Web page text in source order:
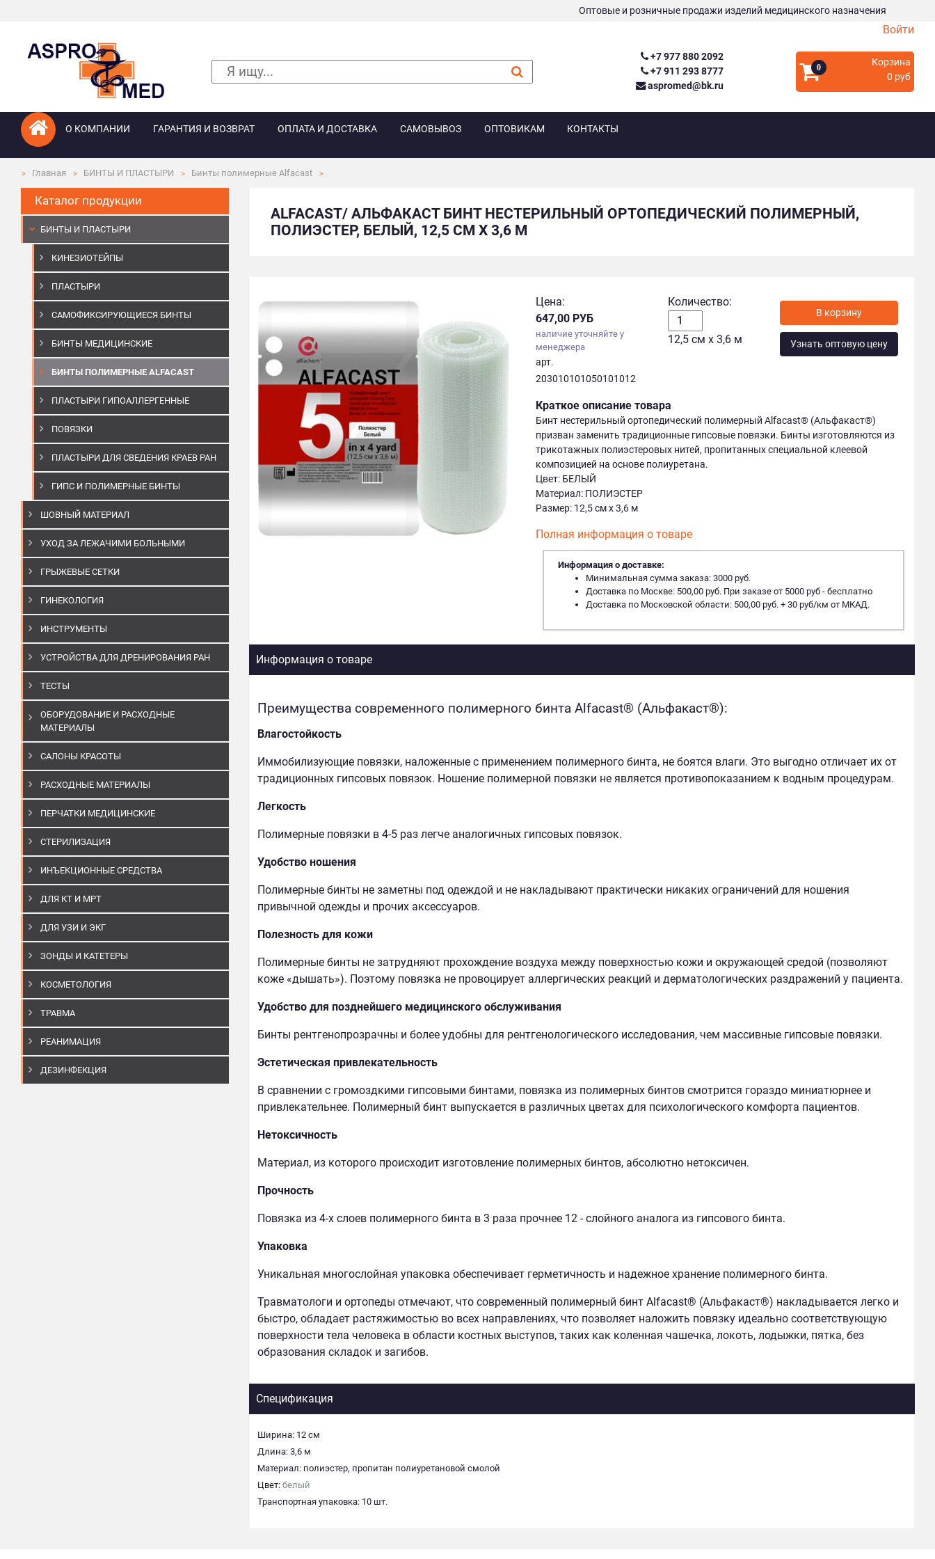
Оптовые и розничные продажи изделий медицинского назначения
Войти
+7 977 880 2092
+7 911 293 8777
aspromed@bk.ru
0
Корзина
0 руб
О КОМПАНИИ ГАРАНТИЯ И ВОЗВРАТ ОПЛАТА И ДОСТАВКА САМОВЫВОЗ ОПТОВИКАМ КОНТАКТЫ
Главная БИНТЫ И ПЛАСТЫРИ Бинты полимерные Alfacast
Каталог продукции
БИНТЫ И ПЛАСТЫРИ
КИНЕЗИОТЕЙПЫ
ПЛАСТЫРИ
САМОФИКСИРУЮЩИЕСЯ БИНТЫ
БИНТЫ МЕДИЦИНСКИЕ
БИНТЫ ПОЛИМЕРНЫЕ ALFACAST
ПЛАСТЫРИ ГИПОАЛЛЕРГЕННЫЕ
ПОВЯЗКИ
ПЛАСТЫРИ ДЛЯ СВЕДЕНИЯ КРАЕВ РАН
ГИПС И ПОЛИМЕРНЫЕ БИНТЫ
ШОВНЫЙ МАТЕРИАЛ
УХОД ЗА ЛЕЖАЧИМИ БОЛЬНЫМИ
ГРЫЖЕВЫЕ СЕТКИ
ГИНЕКОЛОГИЯ
ИНСТРУМЕНТЫ
УСТРОЙСТВА ДЛЯ ДРЕНИРОВАНИЯ РАН
ТЕСТЫ
ОБОРУДОВАНИЕ И РАСХОДНЫЕ
МАТЕРИАЛЫ
САЛОНЫ КРАСОТЫ
РАСХОДНЫЕ МАТЕРИАЛЫ
ПЕРЧАТКИ МЕДИЦИНСКИЕ
СТЕРИЛИЗАЦИЯ
ИНЪЕКЦИОННЫЕ СРЕДСТВА
ДЛЯ КТ И МРТ
ДЛЯ УЗИ И ЭКГ
ЗОНДЫ И КАТЕТЕРЫ
КОСМЕТОЛОГИЯ
ТРАВМА
РЕАНИМАЦИЯ
ДЕЗИНФЕКЦИЯ
ALFACAST/ АЛЬФАКАСТ БИНТ НЕСТЕРИЛЬНЫЙ ОРТОПЕДИЧЕСКИЙ ПОЛИМЕРНЫЙ,
ПОЛИЭСТЕР, БЕЛЫЙ, 12,5 СМ Х 3,6 М
Цена:
647,00 РУБ
наличие уточняйте у
менеджера
арт.
203010101050101012
Количество:
12,5 см х 3,6 м Узнать оптовую цену
Краткое описание товара
Бинт нестерильный ортопедический полимерный Alfacast® (Альфакаст®)
призван заменить традиционные гипсовые повязки. Бинты изготовляются из
трикотажных полиэстеровых нитей, пропитанных специальной клеевой
композицией на основе полиуретана.
Цвет: БЕЛЫЙ
Материал: ПОЛИЭСТЕР
Размер: 12,5 см х 3,6 м
Полная информация о товаре
Информация о доставке:
Минимальная сумма заказа: 3000 руб.
Доставка по Москве: 500,00 руб. При заказе от 5000 руб - бесплатно
Доставка по Московской области: 500,00 руб. + 30 руб/км от МКАД.
Информация о товаре
Преимущества современного полимерного бинта Alfacast® (Альфакаст®):
Влагостойкость
Иммобилизующие повязки, наложенные с применением полимерного бинта, не боятся влаги. Это выгодно отличает их от
традиционных гипсовых повязок. Ношение полимерной повязки не является противопоказанием к водным процедурам.
Легкость
Полимерные повязки в 4-5 раз легче аналогичных гипсовых повязок.
Удобство ношения
Полимерные бинты не заметны под одеждой и не накладывают практически никаких ограничений для ношения
привычной одежды и прочих аксессуаров.
Полезность для кожи
Полимерные бинты не затрудняют прохождение воздуха между поверхностью кожи и окружающей средой (позволяют
коже «дышать»). Поэтому повязка не провоцирует аллергических реакций и дерматологических раздражений у пациента.
Удобство для позднейшего медицинского обслуживания
Бинты рентгенопрозрачны и более удобны для рентгенологического исследования, чем массивные гипсовые повязки.
Эстетическая привлекательность
В сравнении с громоздкими гипсовыми бинтами, повязка из полимерных бинтов смотрится гораздо миниатюрнее и
привлекательнее. Полимерный бинт выпускается в различных цветах для психологического комфорта пациентов.
Нетоксичность
Материал, из которого происходит изготовление полимерных бинтов, абсолютно нетоксичен.
Прочность
Повязка из 4-х слоев полимерного бинта в 3 раза прочнее 12 - слойного аналога из гипсового бинта.
Упаковка
Уникальная многослойная упаковка обеспечивает герметичность и надежное хранение полимерного бинта.
Травматологи и ортопеды отмечают, что современный полимерный бинт Alfacast® (Альфакаст®) накладывается легко и
быстро, обладает растяжимостью во всех направлениях, что позволяет наложить повязку идеально соответствующую
поверхности тела человека в области костных выступов, таких как коленная чашечка, локоть, лодыжки, пятка, без
образования складок и загибов.
Спецификация
Ширина: 12 см
Длина: 3,6 м
Материал: полиэстер, пропитан полиуретановой смолой
Цвет: белый
Транспортная упаковка: 10 шт.